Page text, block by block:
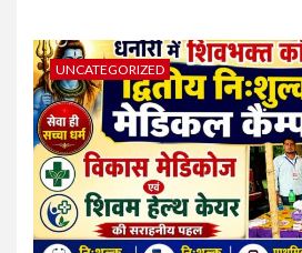
UNCATEGORIZED